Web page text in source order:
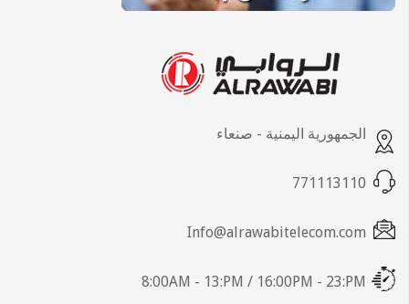
الجمهورية اليمنية - صنعاء
771113110
Info@alrawabitelecom.com
8:00AM - 13:PM / 16:00PM - 23:PM